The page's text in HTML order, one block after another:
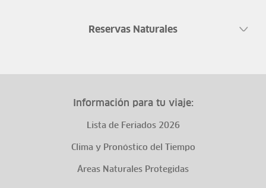
Reservas Naturales
Información para tu viaje:
Lista de Feriados 2026
Clima y Pronóstico del Tiempo
Áreas Naturales Protegidas